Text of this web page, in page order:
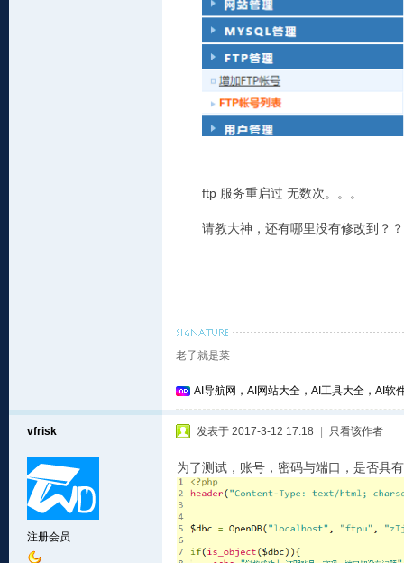
ftp 服务重启过 无数次。。。
请教大神，还有哪里没有修改到？？
老子就是菜
AI导航网，AI网站大全，AI工具大全，AI软
vfrisk
注册会员
发表于 2017-3-12 17:18 只看该作者
为了测试，账号，密码与端口，是否具